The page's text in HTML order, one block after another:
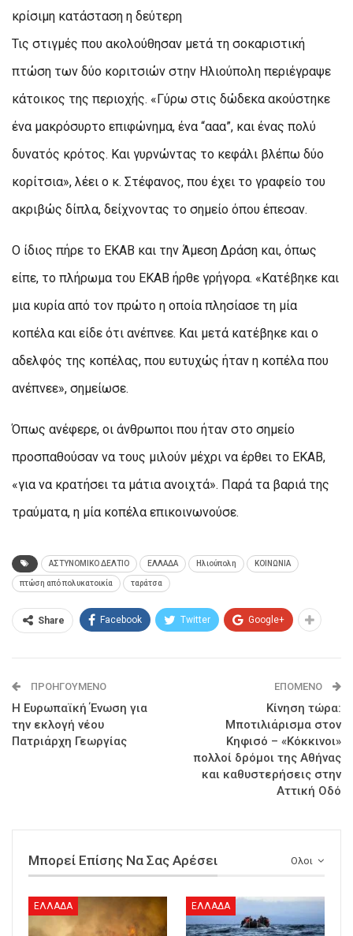
Τις στιγμές που ακολούθησαν μετά τη σοκαριστική
πτώση των δύο κοριτσιών στην Ηλιούπολη περιέγραψε
κάτοικος της περιοχής. «Γύρω στις δώδεκα ακούστηκε
ένα μακρόσυρτο επιφώνημα, ένα “ααα”, και ένας πολύ
δυνατός κρότος. Και γυρνώντας το κεφάλι βλέπω δύο
κορίτσια», λέει ο κ. Στέφανος, που έχει το γραφείο του
ακριβώς δίπλα, δείχνοντας το σημείο όπου έπεσαν.
Ο ίδιος πήρε το ΕΚΑΒ και την Άμεση Δράση και, όπως
είπε, το πλήρωμα του ΕΚΑΒ ήρθε γρήγορα. «Κατέβηκε και
μια κυρία από τον πρώτο η οποία πλησίασε τη μία
κοπέλα και είδε ότι ανέπνεε. Και μετά κατέβηκε και ο
αδελφός της κοπέλας, που ευτυχώς ήταν η κοπέλα που
ανέπνεε», σημείωσε.
Όπως ανέφερε, οι άνθρωποι που ήταν στο σημείο
προσπαθούσαν να τους μιλούν μέχρι να έρθει το ΕΚΑΒ,
«για να κρατήσει τα μάτια ανοιχτά». Παρά τα βαριά της
τραύματα, η μία κοπέλα επικοινωνούσε.
ΑΣΤΥΝΟΜΙΚΟ ΔΕΛΤΙΟ ΕΛΛΑΔΑ Ηλιούπολη ΚΟΙΝΩΝΙΑ
πτώση από πολυκατοικία ταράτσα
Share Facebook Twitter Google+
ΠΡΟΗΓΟΎΜΕΝΟ
Η Ευρωπαϊκή Ένωση για
την εκλογή νέου
Πατριάρχη Γεωργίας
ΕΠΌΜΕΝΟ
Κίνηση τώρα:
Μποτιλιάρισμα στον
Κηφισό – «Κόκκινοι»
πολλοί δρόμοι της Αθήνας
και καθυστερήσεις στην
Αττική Οδό
Ολοι
Μπορεί Επίσης Να Σας Αρέσει
ΕΛΛΑΔΑ ΕΛΛΑΔΑ